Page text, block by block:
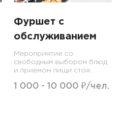
Фуршет с
обслуживанием
Мероприятие со
свободным выбором блюд
и приемом пищи стоя.
1 000 - 10 000 ₽/чел.